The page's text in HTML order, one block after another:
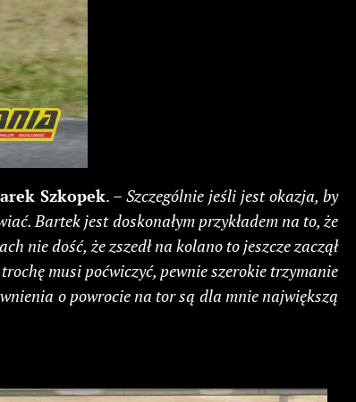
Szkopek. – Szczególnie jeśli jest okazja, by
Bartek jest doskonałym przykładem na to, że
nie dość, że zszedł na kolano to jeszcze zaczął
musi poćwiczyć, pewnie szerokie trzymanie
o powrocie na tor są dla mnie największą